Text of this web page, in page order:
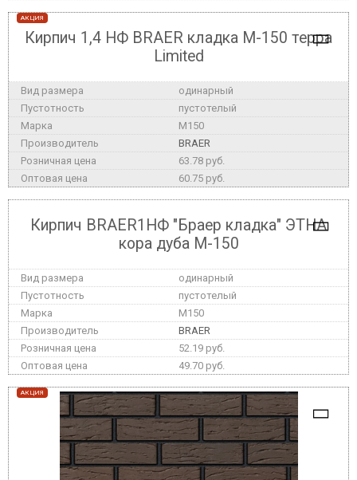
АКЦИЯ
Кирпич 1,4 НФ BRAER кладка М-150 терра
Limited
одинарный
пустотелый
M150
BRAER
63.78 руб.
60.75 руб.
Кирпич BRAER1НФ "Браер кладка" ЭТНА
кора дуба М-150
одинарный
пустотелый
M150
BRAER
52.19 руб.
49.70 руб.
АКЦИЯ